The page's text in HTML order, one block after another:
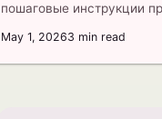
пошаговые инструкции
May 1, 20263 min read